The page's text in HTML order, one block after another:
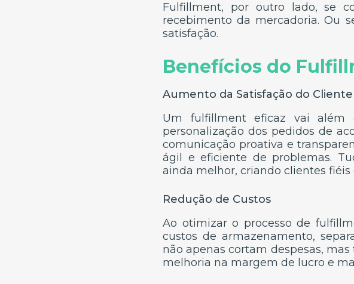
Fulfillment, por outro lado, se
recebimento da mercadoria. Ou
satisfação.
Benefícios do
Aumento da Satisfação do Cliente
Um fulfillment eficaz vai além
personalização dos pedidos de
comunicação proativa e
ágil e eficiente de problemas.
ainda melhor, criando clientes fiéis
Redução de Custos
Ao otimizar o processo de
custos de armazenamento,
não apenas cortam despesas,
melhoria na margem de lucro e